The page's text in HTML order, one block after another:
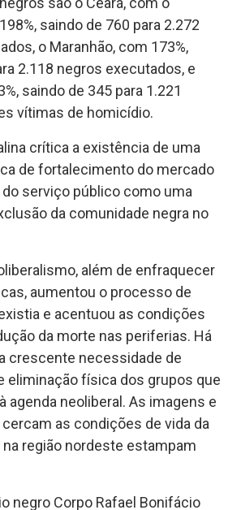
saindo de 760 para 2.272
o Maranhão, com 173%,
2.118 negros executados, e
saindo de 345 para 1.221
vítimas de homicídio.
crítica a existência de uma
de fortalecimento do mercado
serviço público como uma
da comunidade negra no
além de enfraquecer
aumentou o processo de
e acentuou as condições
da morte nas periferias. Há
crescente necessidade de
eliminação física dos grupos que
agenda neoliberal. As imagens e
as condições de vida da
região nordeste estampam